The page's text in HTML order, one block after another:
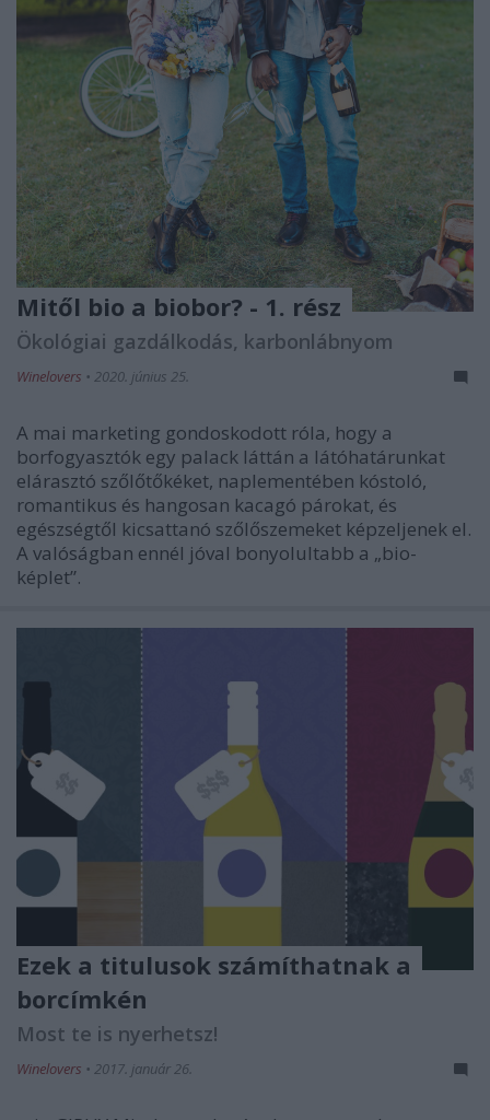
Mitől bio a biobor? - 1. rész
Ökológiai gazdálkodás, karbonlábnyom
Winelovers • 2020. június 25.
A mai marketing gondoskodott róla, hogy a
borfogyasztók egy palack láttán a látóhatárunkat
elárasztó szőlőtőkéket, naplementében kóstoló,
romantikus és hangosan kacagó párokat, és
egészségtől kicsattanó szőlőszemeket képzeljenek el.
A valóságban ennél jóval bonyolultabb a „bio-
képlet”.
Ezek a titulusok számíthatnak a
borcímkén
Most te is nyerhetsz!
Winelovers • 2017. január 26.